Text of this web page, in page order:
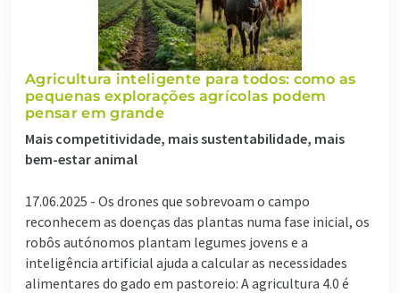
Agricultura inteligente para todos: como as
pequenas explorações agrícolas podem
pensar em grande
Mais competitividade, mais sustentabilidade, mais
bem-estar animal
17.06.2025 - Os drones que sobrevoam o campo
reconhecem as doenças das plantas numa fase inicial, os
robôs autónomos plantam legumes jovens e a
inteligência artificial ajuda a calcular as necessidades
alimentares do gado em pastoreio: A agricultura 4.0 é